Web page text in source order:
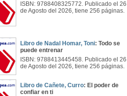
ISBN: 9788408325772. Publicado el 26
de Agosto del 2026, tiene 256 páginas.
Libro de Nadal Homar, Toni: Todo se
puede entrenar
ISBN: 9788413445458. Publicado el 26
de Agosto del 2026, tiene 256 páginas.
Libro de Cañete, Curro: El poder de
confiar en ti